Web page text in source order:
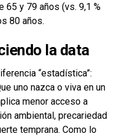
65 y 79 años (vs. 9,1 %
80 años.
la data
“estadística”:
uno nazca o viva en un
menor acceso a
ambiental, precariedad
temprana. Como lo